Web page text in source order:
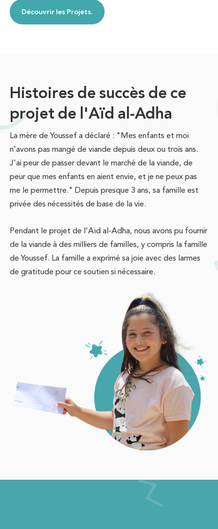
Découvrir les Projets.
Histoires de succès de ce
projet de l'Aïd al-Adha
La mère de Youssef a déclaré : "Mes enfants et moi
n'avons pas mangé de viande depuis deux ou trois ans.
J'ai peur de passer devant le marché de la viande, de
peur que mes enfants en aient envie, et je ne peux pas
me le permettre." Depuis presque 3 ans, sa famille est
privée des nécessités de base de la vie.
Pendant le projet de l'Aïd al-Adha, nous avons pu fournir
de la viande à des milliers de familles, y compris la famille
de Youssef. La famille a exprimé sa joie avec des larmes
de gratitude pour ce soutien si nécessaire.